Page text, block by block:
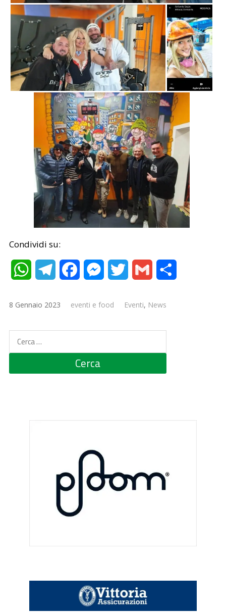
Condividi su:
WhatsAppTelegramFacebookMessenger
Twitter Gmail
8 Gennaio 2023 eventi e food Eventi, News